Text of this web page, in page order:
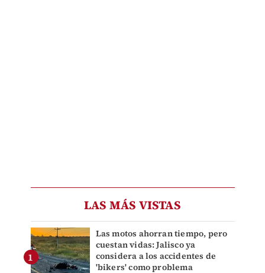
LAS MÁS VISTAS
Las motos ahorran tiempo, pero
cuestan vidas: Jalisco ya
considera a los accidentes de
'bikers' como problema